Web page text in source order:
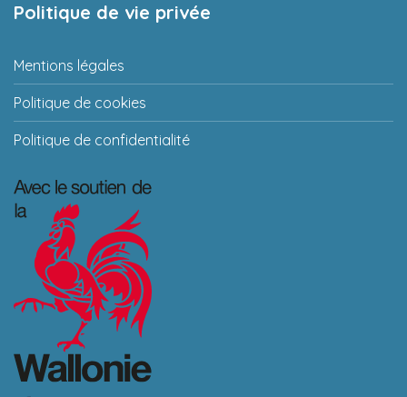
Politique de vie privée
Mentions légales
Politique de cookies
Politique de confidentialité